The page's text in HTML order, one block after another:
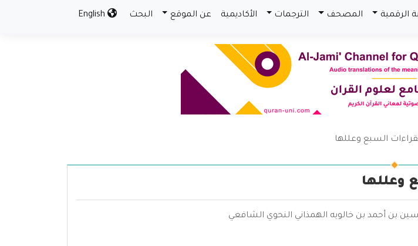
الرقمية المصحف الترجمات الأكاديمية عن الموقع البحث
السبع وعللها
وعللها
بن أحمد بن خالويه الهمذاني النحوي الشافعي